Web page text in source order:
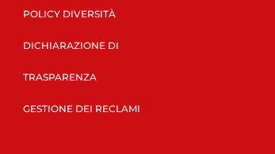
POLICY DIVERSITÀ
DICHIARAZIONE DI
TRASPARENZA
GESTIONE DEI RECLAMI